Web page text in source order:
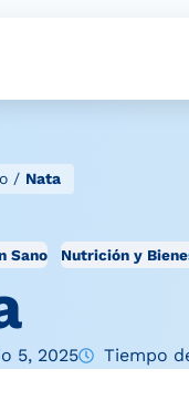
/ Nata
Sano Nutrición y
5, 2025 Tiempo